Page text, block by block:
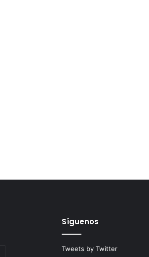
Síguenos
Tweets by Twitter